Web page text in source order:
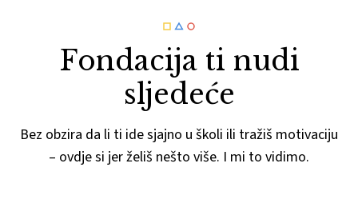
Fondacija ti nudi
sljedeće
Bez obzira da li ti ide sjajno u školi ili tražiš motivaciju
– ovdje si jer želiš nešto više. I mi to vidimo.